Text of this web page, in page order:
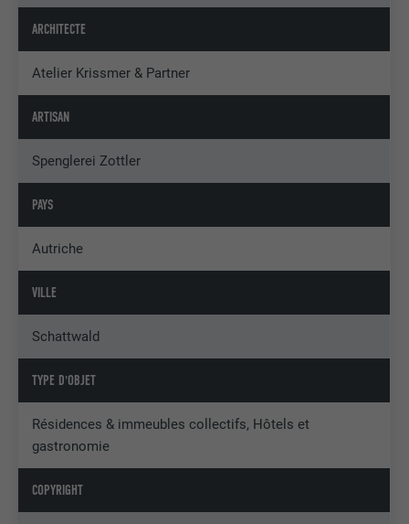
ARCHITECTE
Atelier Krissmer & Partner
ARTISAN
Spenglerei Zottler
PAYS
Autriche
VILLE
Schattwald
TYPE D'OBJET
Résidences & immeubles collectifs, Hôtels et
gastronomie
COPYRIGHT